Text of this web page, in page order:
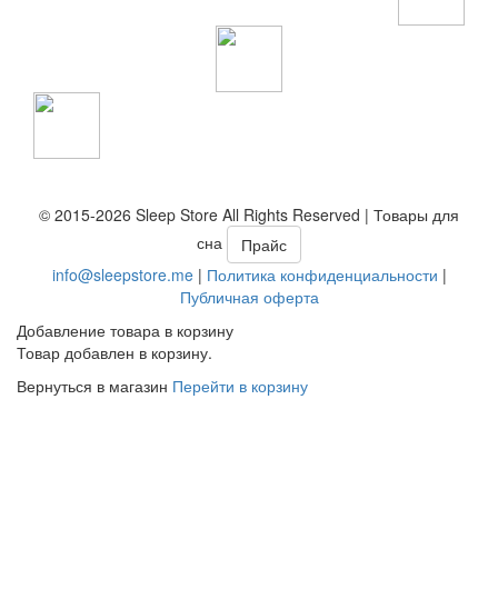
© 2015-2026 Sleep Store All Rights Reserved | Товары для
сна
Прайс
info@sleepstore.me| Политика конфиденциальности |
Публичная оферта
Добавление товара в корзину
Товар добавлен в корзину.
Вернуться в магазин Перейти в корзину